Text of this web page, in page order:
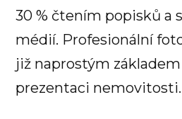
30 % čtením popisků a
médií. Profesionální
již naprostým
prezentaci nemovitosti.